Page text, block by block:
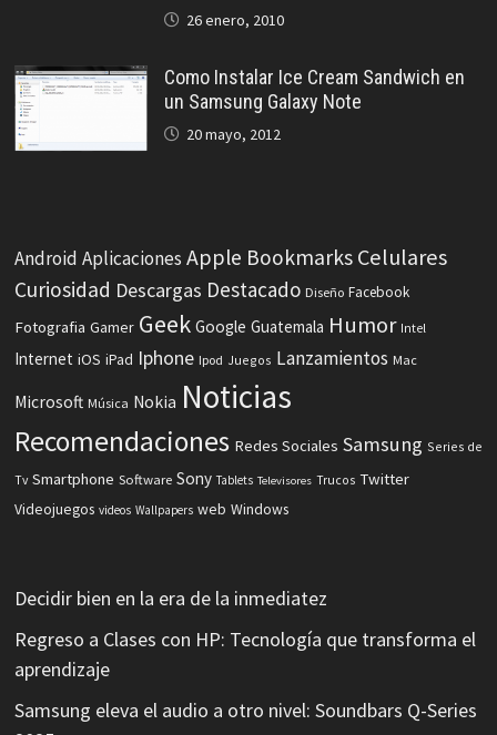
26 enero, 2010
Como Instalar Ice Cream Sandwich en
un Samsung Galaxy Note
20 mayo, 2012
Android Aplicaciones Apple Bookmarks Celulares
Curiosidad Descargas Destacado Diseño Facebook
Fotografia Gamer Geek Google Guatemala Humor Intel
Internet iOS iPad Iphone Ipod Juegos Lanzamientos Mac
Microsoft Música Nokia Noticias
Recomendaciones Redes Sociales Samsung Series de
Tv Smartphone Software Sony Tablets Televisores Trucos Twitter
Videojuegos videos Wallpapers web Windows
Decidir bien en la era de la inmediatez
Regreso a Clases con HP: Tecnología que transforma el
aprendizaje
Samsung eleva el audio a otro nivel: Soundbars Q-Series